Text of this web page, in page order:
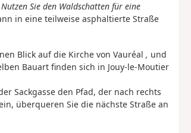
Nutzen Sie den Waldschatten für eine
in eine teilweise asphaltierte Straße
Blick auf die Kirche von Vauréal , und
Bauart finden sich in Jouy-le-Moutier
Sackgasse den Pfad, der nach rechts
überqueren Sie die nächste Straße an